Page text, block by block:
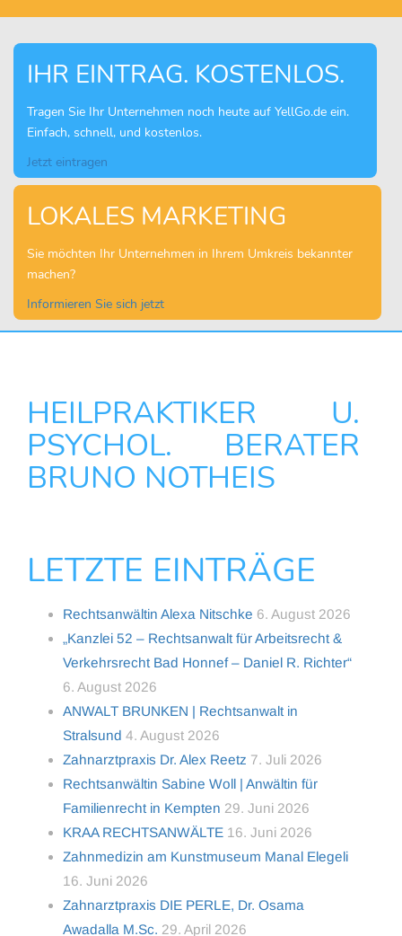
IHR EINTRAG. KOSTENLOS.
Tragen Sie Ihr Unternehmen noch heute auf YellGo.de ein.
Einfach, schnell, und kostenlos.
Jetzt eintragen
LOKALES MARKETING
Sie möchten Ihr Unternehmen in Ihrem Umkreis bekannter
machen?
Informieren Sie sich jetzt
HEILPRAKTIKER U.
PSYCHOL. BERATER
BRUNO NOTHEIS
LETZTE EINTRÄGE
Rechtsanwältin Alexa Nitschke 6. August 2026
„Kanzlei 52 – Rechtsanwalt für Arbeitsrecht &
Verkehrsrecht Bad Honnef – Daniel R. Richter“
6. August 2026
ANWALT BRUNKEN | Rechtsanwalt in
Stralsund 4. August 2026
Zahnarztpraxis Dr. Alex Reetz 7. Juli 2026
Rechtsanwältin Sabine Woll | Anwältin für
Familienrecht in Kempten 29. Juni 2026
KRAA RECHTSANWÄLTE 16. Juni 2026
Zahnmedizin am Kunstmuseum Manal Elegeli
16. Juni 2026
Zahnarztpraxis DIE PERLE, Dr. Osama
Awadalla M.Sc. 29. April 2026